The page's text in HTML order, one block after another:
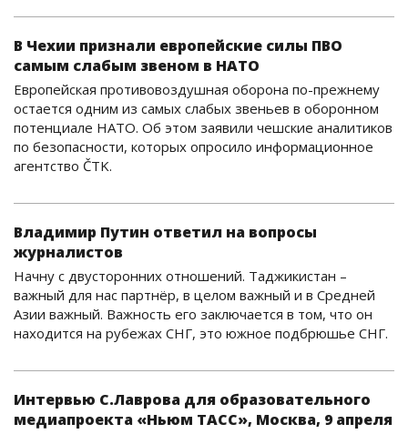
В Чехии признали европейские силы ПВО
самым слабым звеном в НАТО
Европейская противовоздушная оборона по-прежнему
остается одним из самых слабых звеньев в оборонном
потенциале НАТО. Об этом заявили чешские аналитиков
по безопасности, которых опросило информационное
агентство ČTK.
Владимир Путин ответил на вопросы
журналистов
Начну с двусторонних отношений. Таджикистан –
важный для нас партнёр, в целом важный и в Средней
Азии важный. Важность его заключается в том, что он
находится на рубежах СНГ, это южное подбрюшье СНГ.
Интервью С.Лаврова для образовательного
медиапроекта «Ньюм ТАСС», Москва, 9 апреля